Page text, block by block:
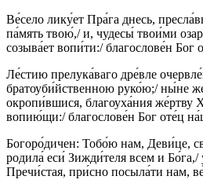
Ве́село лику́ет Пра́га днесь,
па́мять твою́,/ и, чудесы́ твои́ми
созыва́ет вопи́ти:/ благослове́н Бог
Ле́стию прелука́ваго дре́вле
братоуби́йственною руко́ю;/ ны́не
окропи́вшися, благоуха́ния же́ртву
вопию́щи:/ благослове́н Бог оте́ц
Богоро́дичен: Тобо́ю нам, Деви́це,
родила́ еси́ Зижди́теля всем и
Пречи́стая, при́сно посыла́ти нам,